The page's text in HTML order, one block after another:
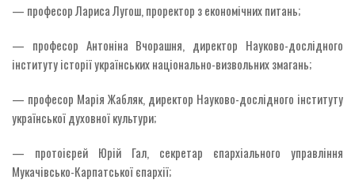
— професор Лариса Лугош, проректор з економічних питань;
— професор Антоніна Вчорашня, директор Науково-дослідного
інституту історії українських національно-визвольних змагань;
— професор Марія Жабляк, директор Науково-дослідного інституту
української духовної культури;
— протоієрей Юрій Гал, секретар єпархіального управління
Мукачівсько-Карпатської єпархії;